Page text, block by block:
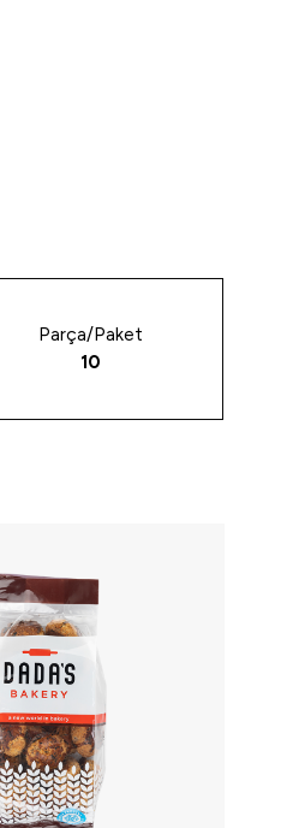
Parça/Paket
10